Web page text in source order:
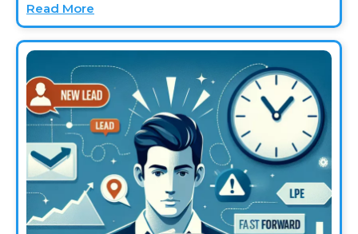
Read More